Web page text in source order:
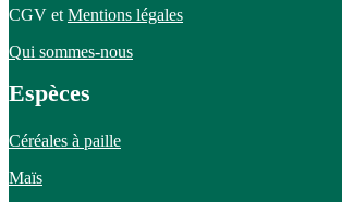
CGV et Mentions légales
Qui sommes-nous
Espèces
Céréales à paille
Maïs